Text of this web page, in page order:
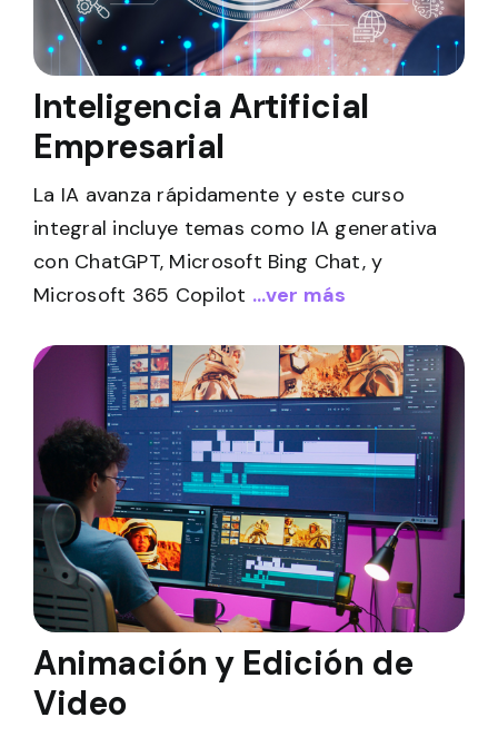
Inteligencia Artificial
Empresarial
La IA avanza rápidamente y este curso
integral incluye temas como IA generativa
con ChatGPT, Microsoft Bing Chat, y
Microsoft 365 Copilot ...ver más
Animación y Edición de
Video